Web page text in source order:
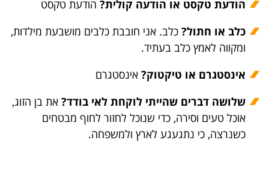
הודעת טקסט או הודעה קולית? הודעת טקסט
כלב או חתול? כלב. אני חובבת כלבים מושבעת מילדות,
ומקווה לאמץ כלב בעתיד.
אינסטגרם או טיקטוק? אינסטגרם
שלושה דברים שהייתי לוקחת לאי בודד? את בן הזוג,
אוכל טעים וסירה, כדי שנוכל לחזור לחוף מבטחים
כשנרצה, כי נתגעגע לארץ ולמשפחה.